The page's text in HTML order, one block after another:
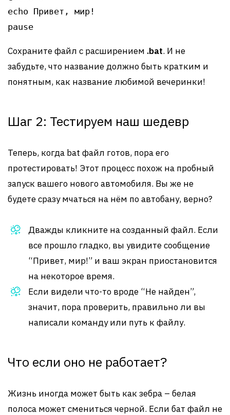
echo Привет, мир!
Сохраните файл с расширением .bat. И не
забудьте, что название должно быть кратким и
понятным, как название любимой вечеринки!
Шаг 2: Тестируем наш шедевр
Теперь, когда bat файл готов, пора его
протестировать! Этот процесс похож на пробный
запуск вашего нового автомобиля. Вы же не
будете сразу мчаться на нём по автобану, верно?
Дважды кликните на созданный файл. Если
все прошло гладко, вы увидите сообщение
“Привет, мир!” и ваш экран приостановится
на некоторое время.
Если видели что-то вроде “Не найден”,
значит, пора проверить, правильно ли вы
написали команду или путь к файлу.
Что если оно не работает?
Жизнь иногда может быть как зебра – белая
полоса может смениться черной. Если бат файл не